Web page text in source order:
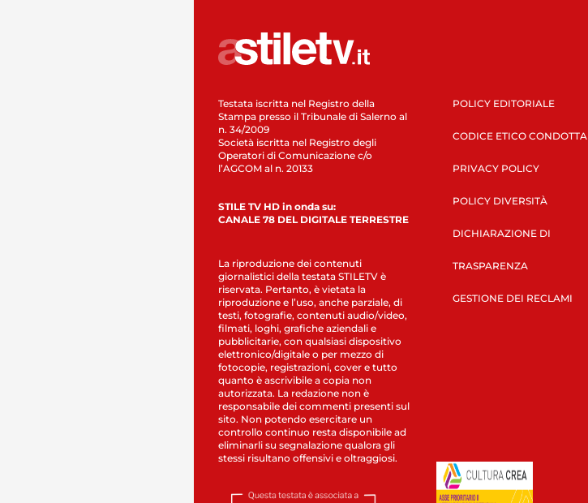
Testata iscritta nel Registro della
Stampa presso il Tribunale di Salerno al
n. 34/2009
Società iscritta nel Registro degli
Operatori di Comunicazione c/o
l’AGCOM al n. 20133
STILE TV HD in onda su:
CANALE 78 DEL DIGITALE TERRESTRE
La riproduzione dei contenuti
giornalistici della testata STILETV è
riservata. Pertanto, è vietata la
riproduzione e l’uso, anche parziale, di
testi, fotografie, contenuti audio/video,
filmati, loghi, grafiche aziendali e
pubblicitarie, con qualsiasi dispositivo
elettronico/digitale o per mezzo di
fotocopie, registrazioni, cover e tutto
quanto è ascrivibile a copia non
autorizzata. La redazione non è
responsabile dei commenti presenti sul
sito. Non potendo esercitare un
controllo continuo resta disponibile ad
eliminarli su segnalazione qualora gli
stessi risultano offensivi e oltraggiosi.
POLICY EDITORIALE
CODICE ETICO CONDOTTA
PRIVACY POLICY
POLICY DIVERSITÀ
DICHIARAZIONE DI
TRASPARENZA
GESTIONE DEI RECLAMI